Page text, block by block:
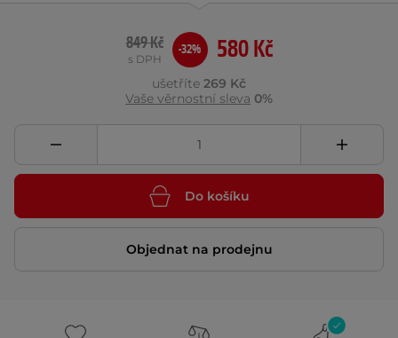
580 Kč
849 Kč
s DPH
-32%
ušetříte 269 Kč
Vaše věrnostní sleva 0%
Do košíku
Objednat na prodejnu